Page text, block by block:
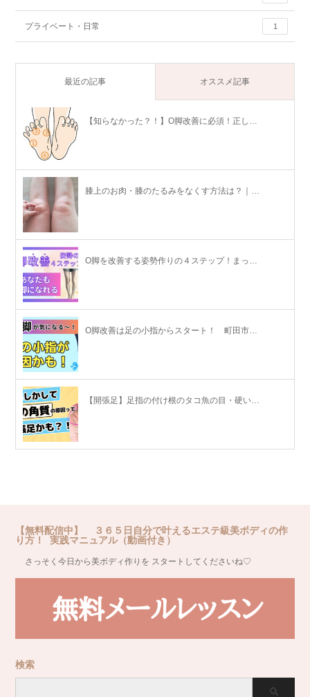
プライベート・日常 1
最近の記事 オススメ記事
【知らなかった？！】O脚改善に必須！正し…
膝上のお肉・膝のたるみをなくす方法は？｜…
O脚を改善する姿勢作りの４ステップ！まっ…
O脚改善は足の小指からスタート！ 町田市…
【開張足】足指の付け根のタコ魚の目・硬い…
【無料配信中】 ３６５日自分で叶えるエステ級美ボディの作
り方！ 実践マニュアル（動画付き）
さっそく今日から美ボディ作りを スタートしてくださいね♡
検索